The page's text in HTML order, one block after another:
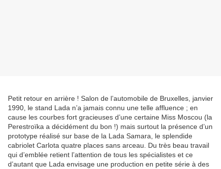
Petit retour en arrière ! Salon de l’automobile de Bruxelles, janvier
1990, le stand Lada n’a jamais connu une telle affluence ; en
cause les courbes fort gracieuses d’une certaine Miss Moscou (la
Perestroïka a décidément du bon !) mais surtout la présence d’un
prototype réalisé sur base de la Lada Samara, le splendide
cabriolet Carlota quatre places sans arceau. Du très beau travail
qui d’emblée retient l’attention de tous les spécialistes et ce
d’autant que Lada envisage une production en petite série à des